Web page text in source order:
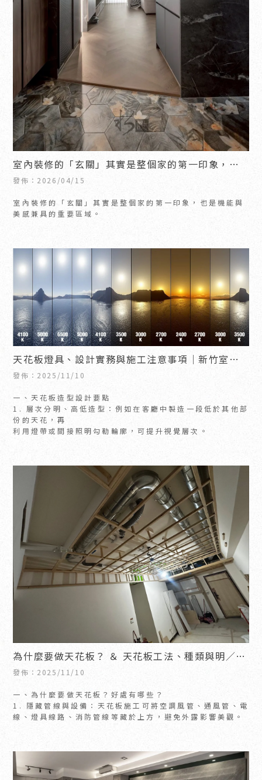
室內裝修的「玄關」其實是整個家的第一印象，也
是機能與美感兼具的重要區域。
發佈：2026/04/15
室內裝修的「玄關」其實是整個家的第一印象，也是機能與
美感兼具的重要區域。
天花板燈具、設計實務與施工注意事項｜新竹室內
裝修｜竹北室內裝修
發佈：2025/11/10
一、天花板造型設計要點
1. 層次分明、高低造型：例如在客廳中製造一段低於其他部
份的天花，再
利用燈帶或間接照明勾勒輪廓，可提升視覺層次。
為什麼要做天花板？ ＆ 天花板工法、種類與明／暗
架比較
發佈：2025/11/10
一、為什麼要做天花板？好處有哪些？
1. 隱藏管線與設備：天花板施工可將空調風管、通風管、電
線、燈具線路、消防管線等藏於上方，避免外露影響美觀。